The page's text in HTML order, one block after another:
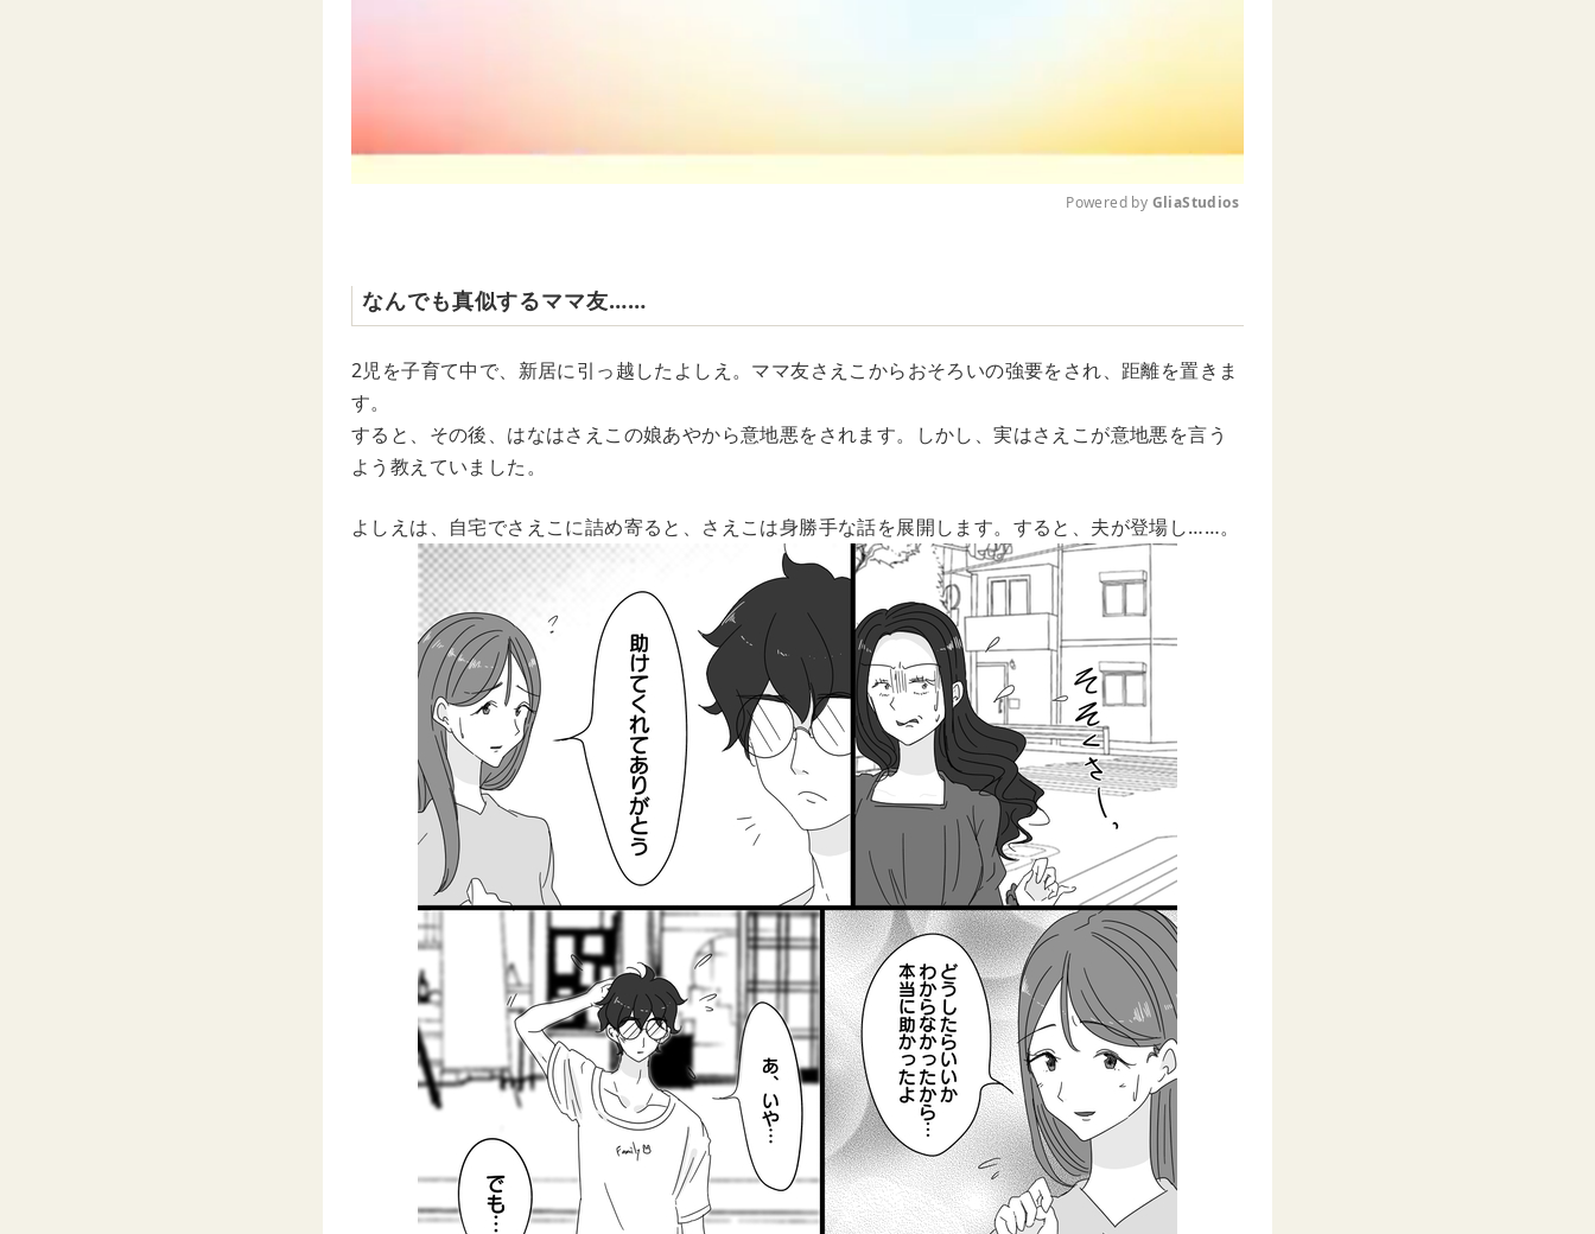
t
e
Powered by GliaStudios
なんでも真似するママ友……
2児を子育て中で、新居に引っ越したよしえ。ママ友さえこからおそろいの強要をされ、距離を置きま
す。
すると、その後、はなはさえこの娘あやから意地悪をされます。しかし、実はさえこが意地悪を言う
よう教えていました。
よしえは、自宅でさえこに詰め寄ると、さえこは身勝手な話を展開します。すると、夫が登場し……。